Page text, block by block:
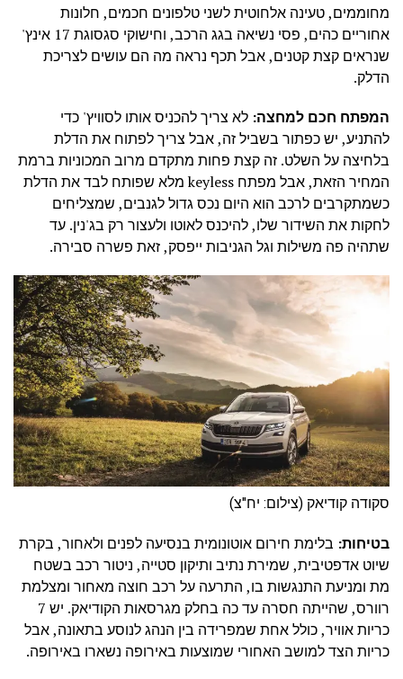
מחוממים, טעינה אלחוטית לשני טלפונים חכמים, חלונות
אחוריים כהים, פסי נשיאה בגג הרכב, וחישוקי סגסוגת 17 אינץ'
שנראים קצת קטנים, אבל תכף נראה מה הם עושים לצריכת
הדלק.
המפתח חכם למחצה: לא צריך להכניס אותו לסוויץ' כדי
להתניע, יש כפתור בשביל זה, אבל צריך לפתוח את הדלת
בלחיצה על השלט. זה קצת פחות מתקדם מרוב המכוניות ברמת
המחיר הזאת, אבל מפתח keyless מלא שפותח לבד את הדלת
כשמתקרבים לרכב הוא היום נכס גדול לגנבים, שמצליחים
לחקות את השידור שלו, להיכנס לאוטו ולעצור רק בג'נין. עד
שתהיה פה משילות וגל הגניבות ייפסק, זאת פשרה סבירה.
סקודה קודיאק (צילום: יח"צ)
בטיחות: בלימת חירום אוטונומית בנסיעה לפנים ולאחור, בקרת
שיוט אדפטיבית, שמירת נתיב ותיקון סטייה, ניטור רכב בשטח
מת ומניעת התנגשות בו, התרעה על רכב חוצה מאחור ומצלמת
רוורס, שהייתה חסרה עד כה בחלק מגרסאות הקודיאק. יש 7
כריות אוויר, כולל אחת שמפרידה בין הנהג לנוסע בתאונה, אבל
כריות הצד למושב האחורי שמוצעות באירופה נשארו באירופה.